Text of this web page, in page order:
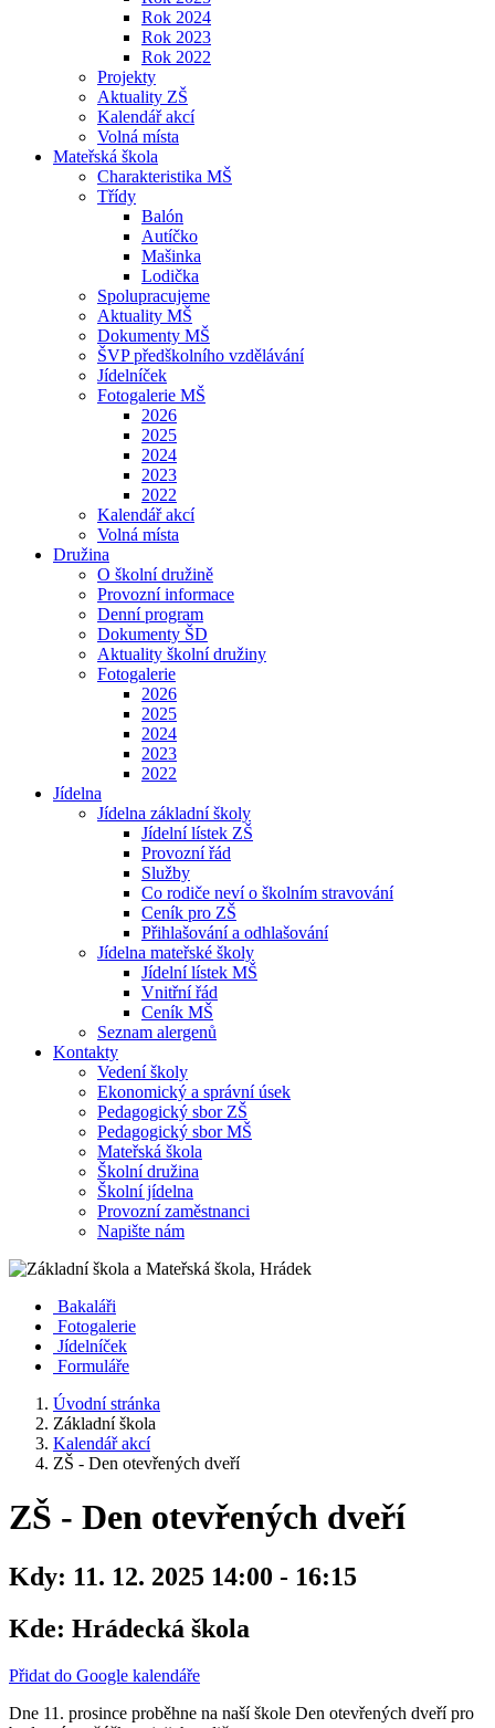
Rok 2024
Rok 2023
Rok 2022
Projekty
Aktuality ZŠ
Kalendář akcí
Volná místa
Mateřská škola
Charakteristika MŠ
Třídy
Balón
Autíčko
Mašinka
Lodička
Spolupracujeme
Aktuality MŠ
Dokumenty MŠ
ŠVP předškolního vzdělávání
Jídelníček
Fotogalerie MŠ
2026
2025
2024
2023
2022
Kalendář akcí
Volná místa
Družina
O školní družině
Provozní informace
Denní program
Dokumenty ŠD
Aktuality školní družiny
Fotogalerie
2026
2025
2024
2023
2022
Jídelna
Jídelna základní školy
Jídelní lístek ZŠ
Provozní řád
Služby
Co rodiče neví o školním stravování
Ceník pro ZŠ
Přihlašování a odhlašování
Jídelna mateřské školy
Jídelní lístek MŠ
Vnitřní řád
Ceník MŠ
Seznam alergenů
Kontakty
Vedení školy
Ekonomický a správní úsek
Pedagogický sbor ZŠ
Pedagogický sbor MŠ
Mateřská škola
Školní družina
Školní jídelna
Provozní zaměstnanci
Napište nám
Bakaláři
Fotogalerie
Jídelníček
Formuláře
Úvodní stránka
Základní škola
Kalendář akcí
ZŠ - Den otevřených dveří
ZŠ - Den otevřených dveří
Kdy: 11. 12. 2025 14:00 - 16:15
Kde: Hrádecká škola
Přidat do Google kalendáře
Dne 11. prosince proběhne na naší škole Den otevřených dveří pro